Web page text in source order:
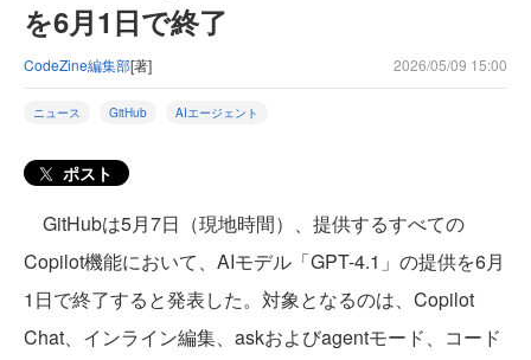
を6月1日で終了
CodeZine編集部[著] 2026/05/09 15:00
ニュース GitHub AIエージェント
ポスト
GitHubは5月7日（現地時間）、提供するすべての
Copilot機能において、AIモデル「GPT-4.1」の提供を6月
1日で終了すると発表した。対象となるのは、Copilot
Chat、インライン編集、askおよびagentモード、コード